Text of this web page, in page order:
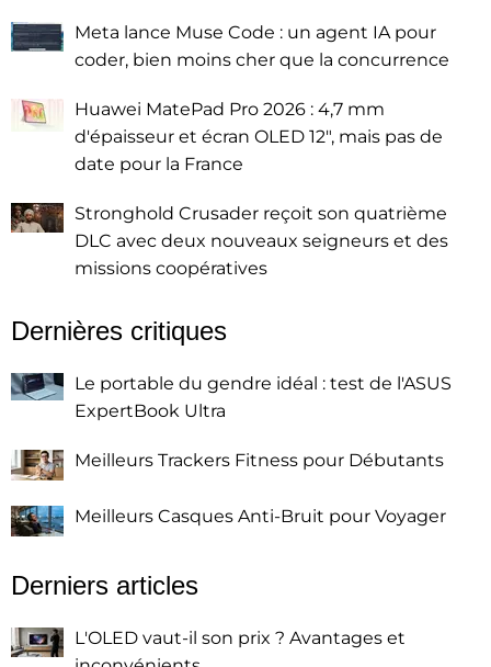
Meta lance Muse Code : un agent IA pour
coder, bien moins cher que la concurrence
Huawei MatePad Pro 2026 : 4,7 mm
d'épaisseur et écran OLED 12", mais pas de
date pour la France
Stronghold Crusader reçoit son quatrième
DLC avec deux nouveaux seigneurs et des
missions coopératives
Dernières critiques
Le portable du gendre idéal : test de l'ASUS
ExpertBook Ultra
Meilleurs Trackers Fitness pour Débutants
Meilleurs Casques Anti-Bruit pour Voyager
Derniers articles
L'OLED vaut-il son prix ? Avantages et